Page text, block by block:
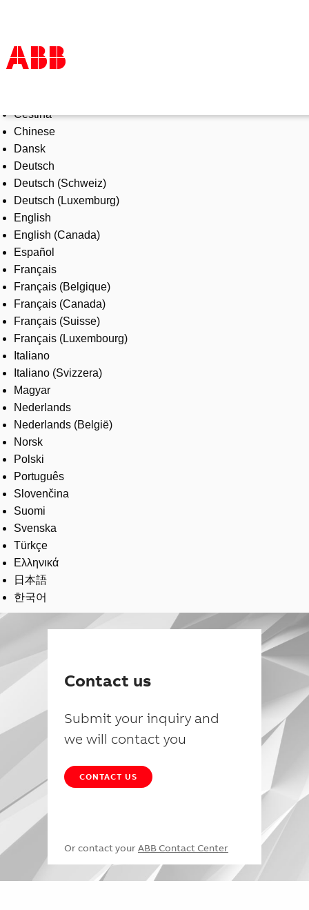
Products & Solutions
Industries
Services
About us
Where to buy
Contact us
Careers
Čeština
Chinese
Dansk
Deutsch
Deutsch (Schweiz)
Deutsch (Luxemburg)
English
English (Canada)
Español
Français
Français (Belgique)
Français (Canada)
Français (Suisse)
Français (Luxembourg)
Italiano
Italiano (Svizzera)
Magyar
Nederlands
Nederlands (België)
Norsk
Polski
Português
Slovenčina
Suomi
Svenska
Türkçe
Ελληνικά
日本語
한국어
Contact us
Submit your inquiry and
we will contact you
CONTACT US
Or contact your ABB Contact Center